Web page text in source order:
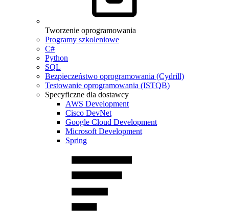
Tworzenie oprogramowania
Programy szkoleniowe
C#
Python
SQL
Bezpieczeństwo oprogramowania (Cydrill)
Testowanie oprogramowania (ISTQB)
Specyficzne dla dostawcy
AWS Development
Cisco DevNet
Google Cloud Development
Microsoft Development
Spring